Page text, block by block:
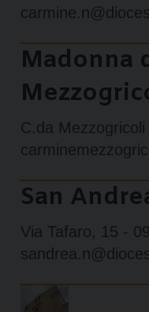
Madonna
C.da Mezzogricoli
San
Via Tafaro, 15 -